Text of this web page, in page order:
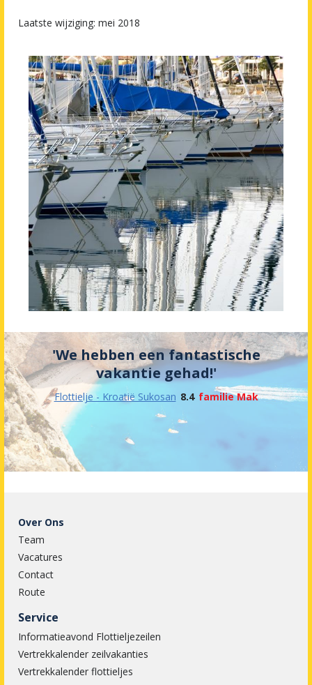
Laatste wijziging: mei 2018
'We hebben een fantastische
vakantie gehad!'
Flottielje - Kroatië Sukosan 8.4 familie Mak
Over Ons
Team
Vacatures
Contact
Route
Service
Informatieavond Flottieljezeilen
Vertrekkalender zeilvakanties
Vertrekkalender flottieljes